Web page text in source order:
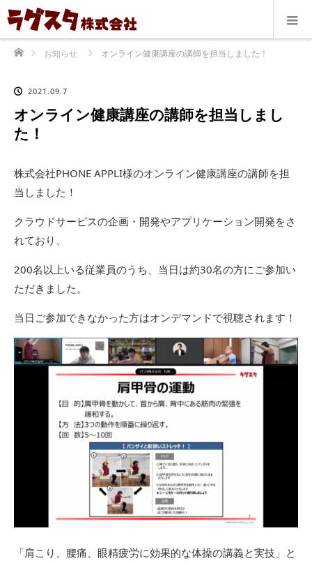
ホームお知らせ オンライン健康講座の講師を担当しました！
2021.09.7
オンライン健康講座の講師を担当しまし
た！
株式会社PHONE APPLI様のオンライン健康講座の講師を担
当しました！
クラウドサービスの企画・開発やアプリケーション開発をさ
れており、
200名以上いる従業員のうち、当日は約30名の方にご参加い
ただきました。
当日ご参加できなかった方はオンデマンドで視聴されます！
「肩こり、腰痛、眼精疲労に効果的な体操の講義と実技」と